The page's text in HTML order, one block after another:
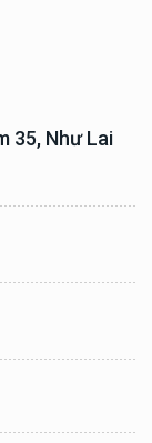
35, Như Lai